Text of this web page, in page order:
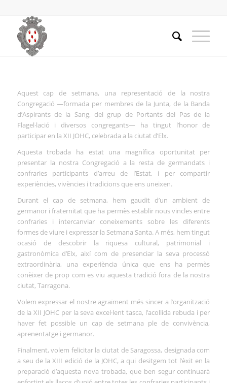
Aquest cap de setmana, una representació de la nostra
Congregació —formada per membres de la Junta, de la Banda
d’Aspirants de la Sang, del grup de Portants del Pas de la
Flagel·lació i diversos congregants— ha tingut l’honor de
participar en la XII JOHC, celebrada a la ciutat d’Elx.
Aquesta trobada ha estat una magnífica oportunitat per
presentar la nostra Congregació a la resta de germandats i
confraries participants d’arreu de l’Estat, i per compartir
experiències, vivències i tradicions que ens uneixen.
Durant el cap de setmana, hem gaudit d’un ambient de
germanor i fraternitat que ha permès establir nous vincles entre
confraries i intercanviar coneixements sobre les diferents
formes de viure i expressar la Setmana Santa. A més, hem tingut
ocasió de descobrir la riquesa cultural, patrimonial i
gastronòmica d’Elx, així com de presenciar la seva processó
extraordinària, una experiència única que ens ha permès
conèixer de prop com es viu aquesta tradició fora de la nostra
ciutat, Tarragona.
Volem expressar el nostre agraïment més sincer a l’organització
de la XII JOHC per la seva excel·lent tasca, l’acollida rebuda i per
haver fet possible un cap de setmana ple de convivència,
aprenentatge i germanor.
Finalment, volem felicitar la ciutat de Saragossa, designada com
a seu de la XIII edició de la JOHC, a qui desitgem tot l’èxit en la
preparació d’aquesta nova trobada, que ben segur continuarà